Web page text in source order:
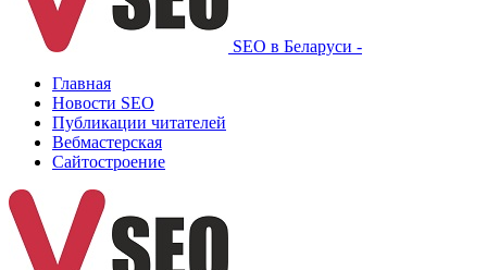
SEO в Беларуси -
Главная
Новости SEO
Публикации читателей
Вебмастерская
Сайтостроение